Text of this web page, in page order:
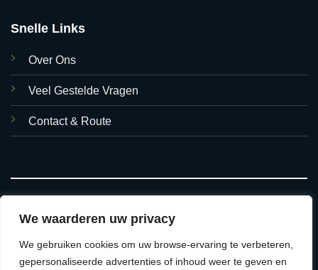
We waarderen uw privacy
We gebruiken cookies om uw browse-ervaring te verbeteren,
gepersonaliseerde advertenties of inhoud weer te geven en
Snelle Links
Over Ons
Veel Gestelde Vragen
Contact & Route
© 2026 Asian Foods Hasselt